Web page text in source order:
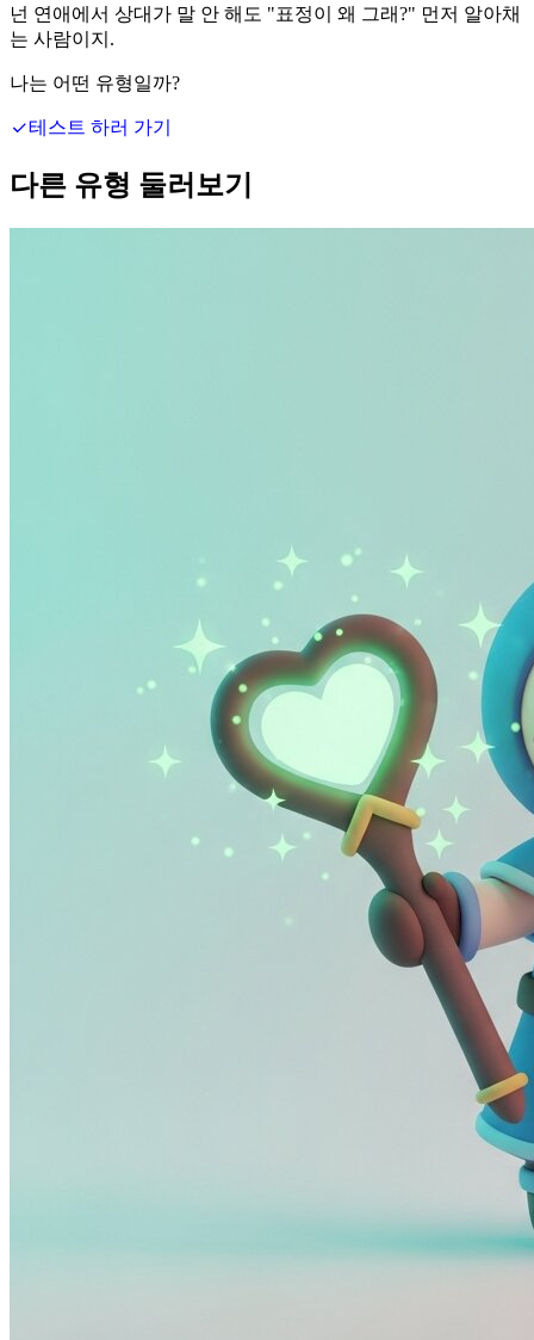
넌 연애에서 상대가 말 안 해도 "표정이 왜 그래?" 먼저 알아채
는 사람이지.
나는 어떤 유형일까?
테스트 하러 가기
다른 유형 둘러보기